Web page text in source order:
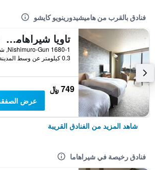
فنادق بالقرب من هاميشيدورينويو كايشو
تاويا شيراهاما سينجيو
0.3 كيلومتر عن وسط المدينة
749 ﷼
عرض
شاهد المزيد من الفنادق القريبة
فنادق رخيصة في شيراهاما